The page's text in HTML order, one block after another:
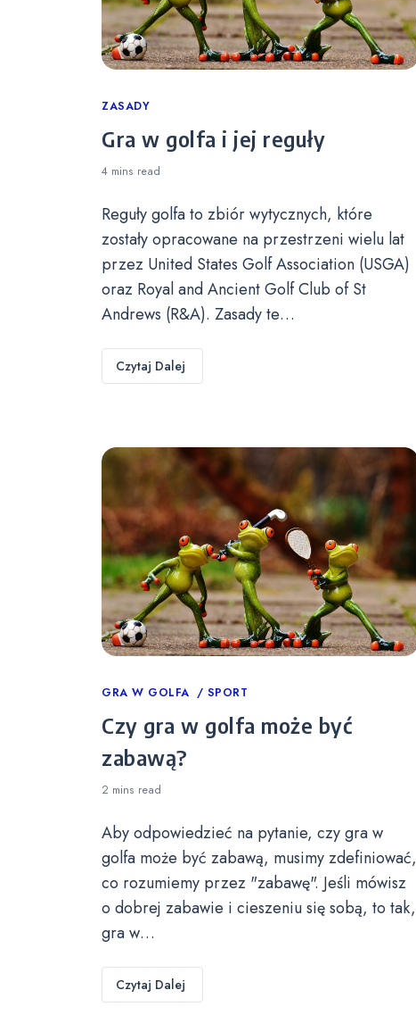
Categories
ZASADY
Gra w golfa i jej reguły
4 mins read
Reguły golfa to zbiór wytycznych, które
zostały opracowane na przestrzeni wielu lat
przez United States Golf Association (USGA)
oraz Royal and Ancient Golf Club of St
Andrews (R&A). Zasady te…
Czytaj Dalej
Categories
GRA W GOLFA SPORT
Czy gra w golfa może być
zabawą?
2 mins read
Aby odpowiedzieć na pytanie, czy gra w
golfa może być zabawą, musimy zdefiniować,
co rozumiemy przez "zabawę". Jeśli mówisz
o dobrej zabawie i cieszeniu się sobą, to tak,
gra w…
Czytaj Dalej